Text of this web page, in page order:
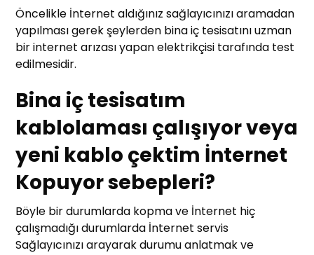
Öncelikle İnternet aldığınız sağlayıcınızı aramadan
yapılması gerek şeylerden bina iç tesisatını uzman
bir internet arızası yapan elektrikçisi tarafında test
edilmesidir.
Bina iç tesisatım
kablolaması çalışıyor veya
yeni kablo çektim İnternet
Kopuyor sebepleri?
Böyle bir durumlarda kopma ve İnternet hiç
çalışmadığı durumlarda İnternet servis
Sağlayıcınızı arayarak durumu anlatmak ve